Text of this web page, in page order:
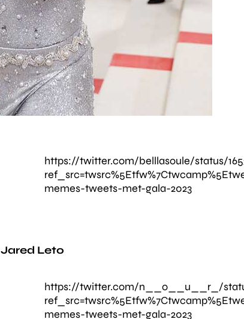
https://twitter.com/belllasoule/status/
memes-tweets-met-gala-2023
Jared Leto
https://twitter.com/n__o__u__r_/
memes-tweets-met-gala-2023